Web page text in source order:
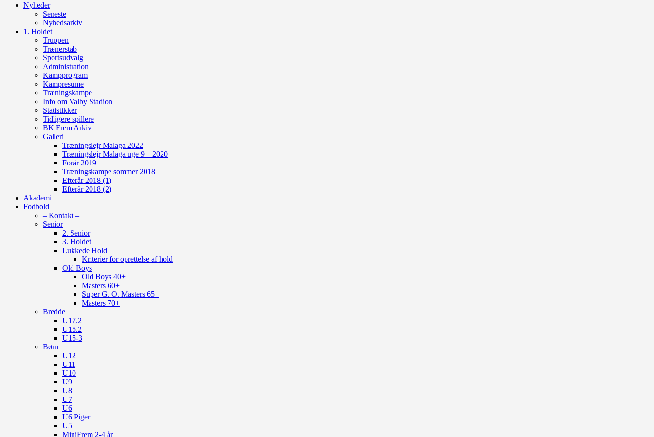
Nyheder
Seneste
Nyhedsarkiv
1. Holdet
Truppen
Trænerstab
Sportsudvalg
Administration
Kampprogram
Kampresume
Træningskampe
Info om Valby Stadion
Statistikker
Tidligere spillere
BK Frem Arkiv
Galleri
Træningslejr Malaga 2022
Træningslejr Malaga uge 9 – 2020
Forår 2019
Træningskampe sommer 2018
Efterår 2018 (1)
Efterår 2018 (2)
Akademi
Fodbold
– Kontakt –
Senior
2. Senior
3. Holdet
Lukkede Hold
Kriterier for oprettelse af hold
Old Boys
Old Boys 40+
Masters 60+
Super G. O. Masters 65+
Masters 70+
Bredde
U17.2
U15.2
U15-3
Børn
U12
U11
U10
U9
U8
U7
U6
U6 Piger
U5
MiniFrem 2-4 år